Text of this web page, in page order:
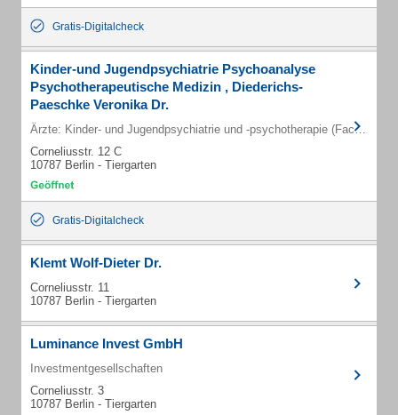
Gratis-Digitalcheck
Kinder-und Jugendpsychiatrie Psychoanalyse
Psychotherapeutische Medizin , Diederichs-
Paeschke Veronika Dr.
Ärzte: Kinder- und Jugendpsychiatrie und -psychotherapie (Fachärzte)
Corneliusstr. 12 C
10787 Berlin - Tiergarten
Gratis-Digitalcheck
Klemt Wolf-Dieter Dr.
Corneliusstr. 11
10787 Berlin - Tiergarten
Luminance Invest GmbH
Investmentgesellschaften
Corneliusstr. 3
10787 Berlin - Tiergarten